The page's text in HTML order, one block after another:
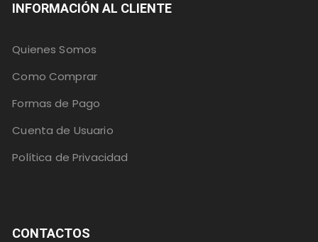
INFORMACIÓN AL CLIENTE
Quienes Somos
Como Comprar
Formas de Pago
Cuenta de Usuario
Política de Privacidad
CONTACTOS